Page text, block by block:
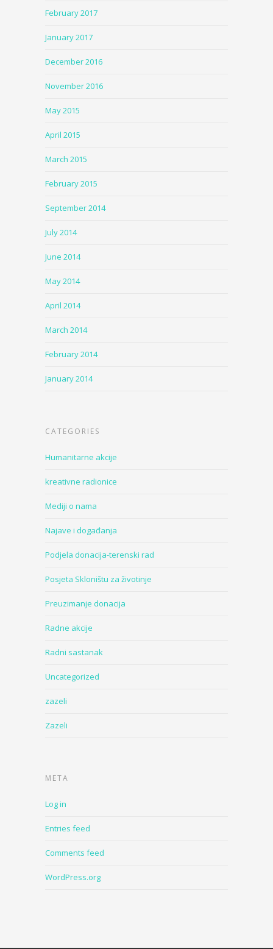
February 2017
January 2017
December 2016
November 2016
May 2015
April 2015
March 2015
February 2015
September 2014
July 2014
June 2014
May 2014
April 2014
March 2014
February 2014
January 2014
CATEGORIES
Humanitarne akcije
kreativne radionice
Mediji o nama
Najave i događanja
Podjela donacija-terenski rad
Posjeta Skloništu za životinje
Preuzimanje donacija
Radne akcije
Radni sastanak
Uncategorized
zazeli
Zazeli
META
Log in
Entries feed
Comments feed
WordPress.org